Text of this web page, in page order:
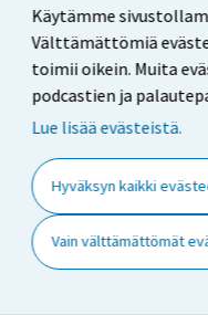
Käytämme
Välttämättömiä
toimii oikein. Muita
podcastien ja
Lue lisää evästeistä.
Hyväksyn kaikki
Vain välttämättömät
Liitetaulukko 40.
mukaan 2012/III -
Liitetaulukko 41.
mukaan 2012/III -
Liitetaulukko 42.
2013/III
(22.10.2013)
Liitetaulukko 43.
(2011) mukaan 2012/
Kuviot